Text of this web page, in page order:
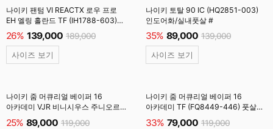
나이키 팬텀 VI REACTX 로우 프로
EH 엘링 홀란드 TF (IH1788-603)
풋살화 #
26% 139,000 189,000
사이즈 보기
나이키 토탈 90 IC (HQ2851-003)
인도어화/실내풋살 #
35% 89,000 139,000
사이즈 보기
나이키 줌 머큐리얼 베이퍼 16
아카데미 VJR 비니시우스 주니오르
TF (IM3646-640) 풋살화 #
25% 89,000 119,000
나이키 줌 머큐리얼 베이퍼 16
아카데미 TF (FQ8449-446) 풋살화
#
33% 79,000 119,000